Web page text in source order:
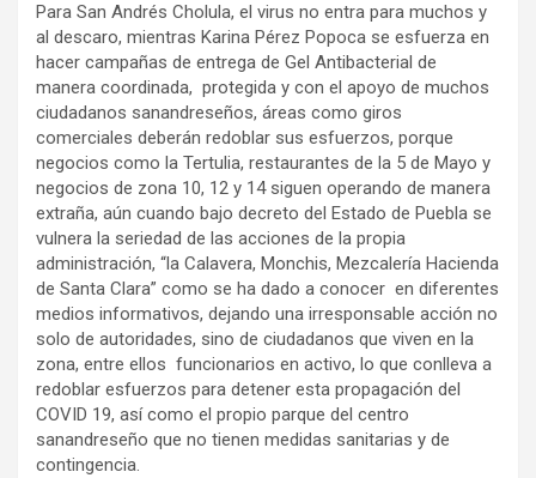
Para San Andrés Cholula, el virus no entra para muchos y
al descaro, mientras Karina Pérez Popoca se esfuerza en
hacer campañas de entrega de Gel Antibacterial de
manera coordinada, protegida y con el apoyo de muchos
ciudadanos sanandreseños, áreas como giros
comerciales deberán redoblar sus esfuerzos, porque
negocios como la Tertulia, restaurantes de la 5 de Mayo y
negocios de zona 10, 12 y 14 siguen operando de manera
extraña, aún cuando bajo decreto del Estado de Puebla se
vulnera la seriedad de las acciones de la propia
administración, “la Calavera, Monchis, Mezcalería Hacienda
de Santa Clara” como se ha dado a conocer en diferentes
medios informativos, dejando una irresponsable acción no
solo de autoridades, sino de ciudadanos que viven en la
zona, entre ellos funcionarios en activo, lo que conlleva a
redoblar esfuerzos para detener esta propagación del
COVID 19, así como el propio parque del centro
sanandreseño que no tienen medidas sanitarias y de
contingencia.